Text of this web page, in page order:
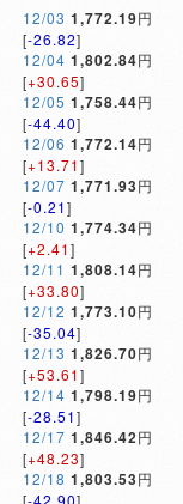
12/03 1,772.19円
[-26.82]
12/04 1,802.84円
[+30.65]
12/05 1,758.44円
[-44.40]
12/06 1,772.14円
[+13.71]
12/07 1,771.93円
[-0.21]
12/10 1,774.34円
[+2.41]
12/11 1,808.14円
[+33.80]
12/12 1,773.10円
[-35.04]
12/13 1,826.70円
[+53.61]
12/14 1,798.19円
[-28.51]
12/17 1,846.42円
[+48.23]
12/18 1,803.53円
[-42.90]